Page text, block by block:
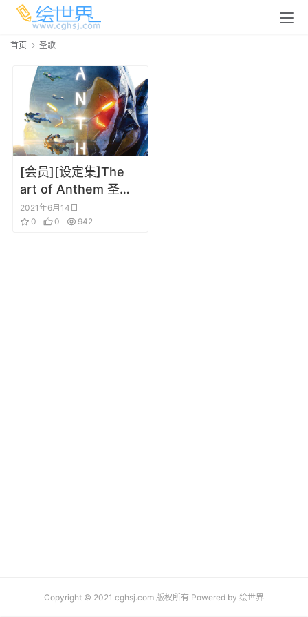
首页 圣歌
[会员][设定集]The
art of Anthem 圣歌/
赞歌 游戏角色场景道
具设定集
2021年6月14日
0
0 942
Copyright © 2021 cghsj.com 版权所有 Powered by 绘世界